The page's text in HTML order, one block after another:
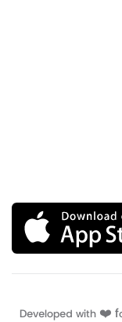
Developed with ❤️